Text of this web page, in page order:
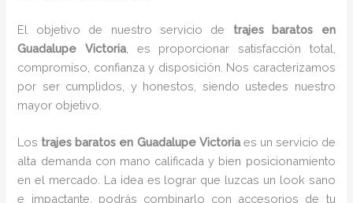
El objetivo de nuestro servicio de trajes baratos
en
Guadalupe Victoria, es proporcionar satisfacción total,
compromiso, confianza y disposición. Nos caracterizamos
por ser cumplidos, y honestos, siendo ustedes nuestro
mayor objetivo.
Los trajes baratos en Guadalupe Victoriaes un servicio de
alta demanda con mano calificada y bien posicionamiento
en el mercado. La idea es lograr que luzcas un look sano
e impactante, podrás combinarlo con accesorios de tu